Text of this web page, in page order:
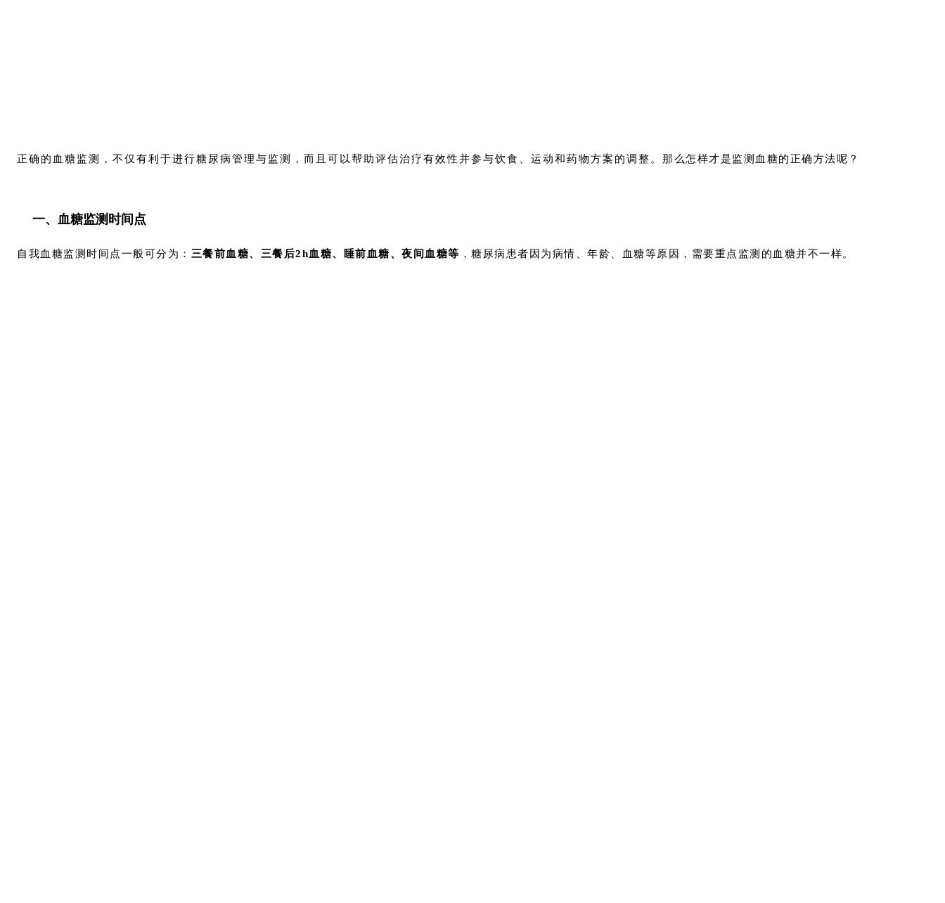
正确的血糖监测，不仅有利于进行糖尿病管理与监测，而且可以帮助评估治疗有效性并参与饮食、运动和药物方案的调整。 那么怎样才是监测血糖的正确方法呢？
一、血糖监测时间点
自我血糖监测时间点一般可分为： 三餐前血糖、三餐后2h血糖、睡前血糖、夜间血糖等 ，糖尿病患者因为病情、年龄、血糖等原因，需要重点监测的血糖并不一样。